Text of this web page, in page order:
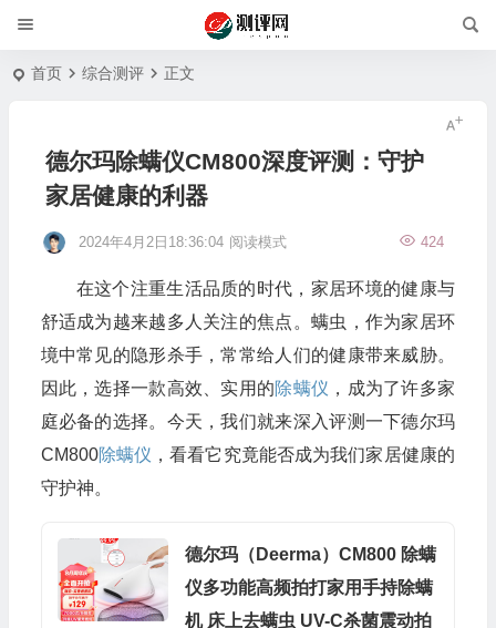
首页 综合测评 正文
德尔玛除螨仪CM800深度评测：守护
家居健康的利器
2024年4月2日18:36:04 424
阅读模式
在这个注重生活品质的时代，家居环境的健康与
舒适成为越来越多人关注的焦点。螨虫，作为家居环
境中常见的隐形杀手，常常给人们的健康带来威胁。
因此，选择一款高效、实用的除螨仪 ，成为了许多家
庭必备的选择。今天，我们就来深入评测一下德尔玛
CM800除螨仪 ，看看它究竟能否成为我们家居健康的
守护神。
德尔玛（Deerma）CM800 除螨
仪多功能高频拍打家用手持除螨
机 床上去螨虫 UV-C杀菌震动拍